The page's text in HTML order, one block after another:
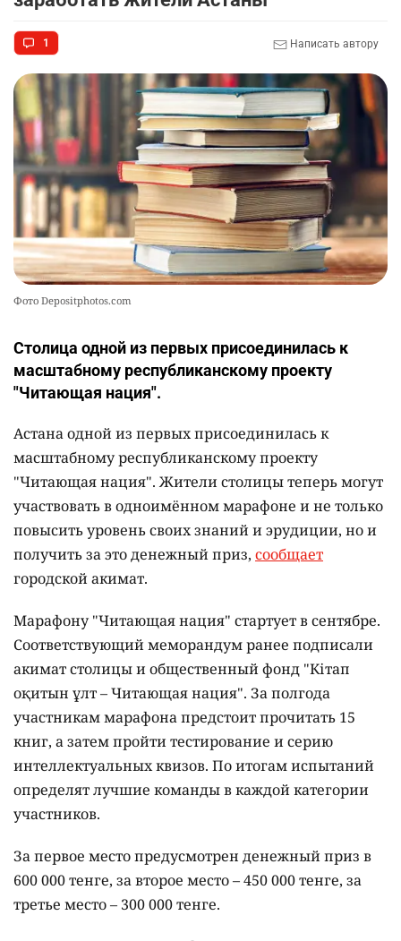
1 Написать автору
Фото Depositphotos.com
Столица одной из первых присоединилась к
масштабному республиканскому проекту
"Читающая нация".
Астана одной из первых присоединилась к
масштабному республиканскому проекту
"Читающая нация". Жители столицы теперь могут
участвовать в одноимённом марафоне и не только
повысить уровень своих знаний и эрудиции, но и
получить за это денежный приз, сообщает
городской акимат.
Марафону "Читающая нация" стартует в сентябре.
Соответствующий меморандум ранее подписали
акимат столицы и общественный фонд "Кітап
оқитын ұлт – Читающая нация". За полгода
участникам марафона предстоит прочитать 15
книг, а затем пройти тестирование и серию
интеллектуальных квизов. По итогам испытаний
определят лучшие команды в каждой категории
участников.
За первое место предусмотрен денежный приз в
600 000 тенге, за второе место – 450 000 тенге, за
третье место – 300 000 тенге.